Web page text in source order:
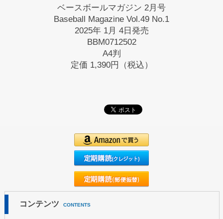
ベースボールマガジン 2月号
Baseball Magazine Vol.49 No.1
2025年 1月 4日発売
BBM0712502
A4判
定価 1,390円（税込）
コンテンツ CONTENTS